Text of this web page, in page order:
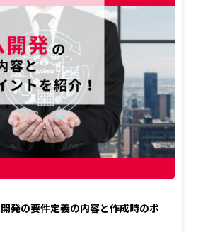
開発の要件定義の内容と作成時のポ